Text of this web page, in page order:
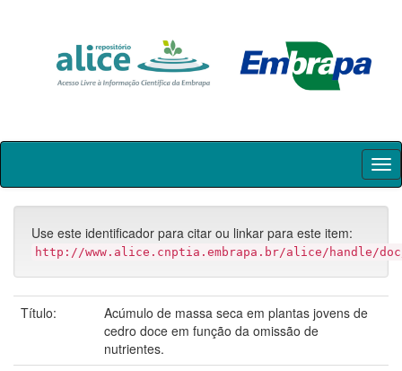
Skip
Use este identificador para citar ou linkar para este item:
http://www.alice.cnptia.embrapa.br/alice/handle/doc/
Título:
Acúmulo de massa seca em plantas jovens de
cedro doce em função da omissão de
nutrientes.